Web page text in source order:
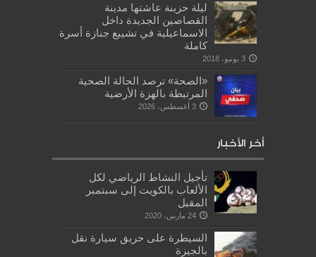
ليلة حزينة عاشتها مدينة
القصاصين الجديدة داخل
الاسماعيلية في تشييع جنازة أسرة
كاملة
3 يونيو، 2018
«الصحة» ترصد الحالة الصحية
المرتبطة بالهزة الأرضية
3 أغسطس، 2026
أخر الأخبار
تأجيل النشاط الرياضي لكل
الألعاب بالكويت إلى سبتمبر
المقبل
24 مارس، 2020
السيطرة على حريق سيارة نقل
بالجيزة